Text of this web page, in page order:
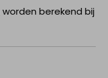
worden berekend bij